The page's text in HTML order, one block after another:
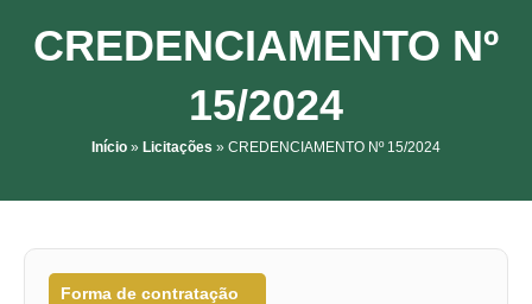
CREDENCIAMENTO Nº
15/2024
Início » Licitações » CREDENCIAMENTO Nº 15/2024
Forma de contratação